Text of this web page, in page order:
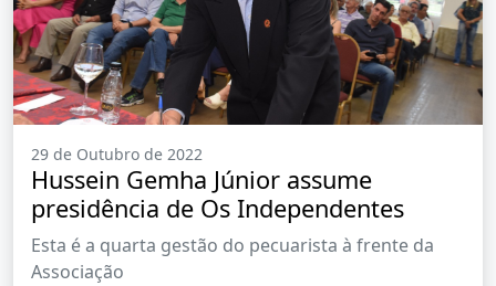
29 de Outubro de 2022
Hussein Gemha Júnior assume
presidência de Os Independentes
Esta é a quarta gestão do pecuarista à frente da
Associação